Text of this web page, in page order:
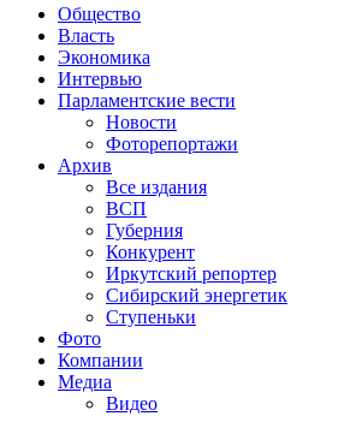
Общество
Власть
Экономика
Интервью
Парламентские вести
Новости
Фоторепортажи
Архив
Все издания
ВСП
Губерния
Конкурент
Иркутский репортер
Сибирский энергетик
Ступеньки
Фото
Компании
Медиа
Видео